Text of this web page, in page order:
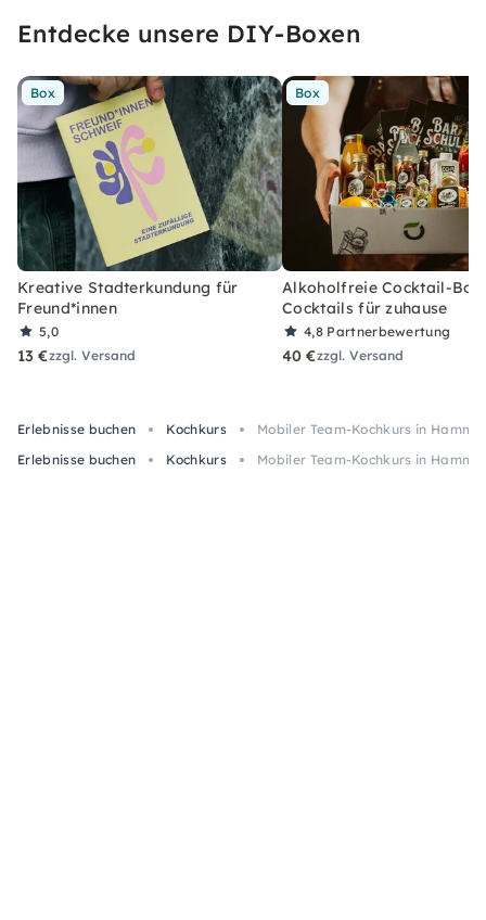
Entdecke unsere DIY-Boxen
Box
Kreative Stadterkundung für
Freund*innen
5,0
13 €zzgl. Versand
Box
Alkoholfreie Cocktail-Box
Cocktails für zuhause
4,8 Partnerbewertung
40 €zzgl. Versand
Erlebnisse buchen Kochkurs
Mobiler Team-Kochkurs in Hamm
Erlebnisse buchen
Kochkurs Mobiler Team-Kochkurs in Hamm